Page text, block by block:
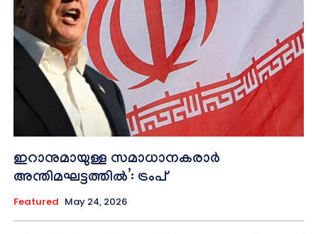
ഇറാനുമായുള്ള സമാധാനകരാർ
അന്തിമഘട്ടത്തിൽ‌’: ട്രംപ്
Featured May 24, 2026